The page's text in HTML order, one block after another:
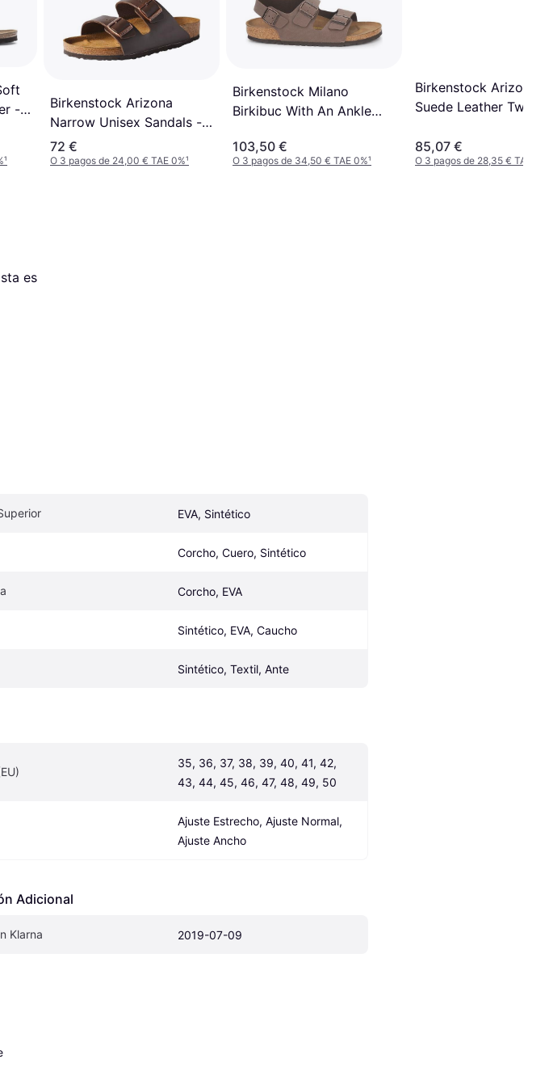
-
¹
Birkenstock Arizona
Narrow Unisex Sandals -
Brown
72 €
O 3 pagos de 24,00 € TAE 0%¹
Birkenstock Milano
Birkibuc With An Ankle
103,50 €
O 3 pagos de 34,50 € TAE 0%¹
Birkenstock Arizona
Suede Leather Two-
85,07 €
O 3 pagos de 28,35 € TAE 0%
es
EVA, Sintético
Corcho, Cuero, Sintético
Corcho, EVA
Sintético, EVA, Caucho
Sintético, Textil, Ante
35, 36, 37, 38, 39, 40, 41, 42,
43, 44, 45, 46, 47, 48, 49, 50
Ajuste Estrecho, Ajuste Normal,
Ajuste Ancho
Adicional
Klarna 2019-07-09